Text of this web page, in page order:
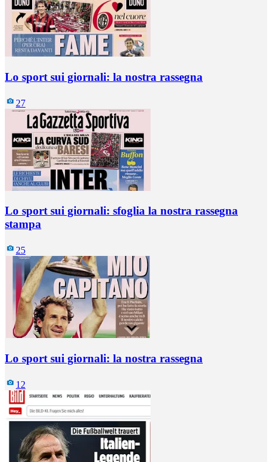
Lo sport sui giornali: la nostra rassegna
27
Lo sport sui giornali: sfoglia la nostra rassegna
stampa
25
Lo sport sui giornali: la nostra rassegna
12